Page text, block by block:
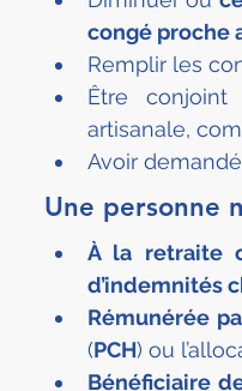
congé proche
Remplir les
Être conjoint
artisanale,
Avoir
Une personne
À la retraite
d’indemnités
Rémunérée
(PCH) ou
Bénéficiaire